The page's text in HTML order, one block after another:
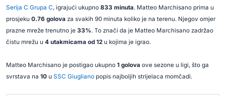
Serija C Grupa C, igrajući ukupno 833 minuta. Matteo Marchisano prima u
prosjeku 0.76 golova za svakih 90 minuta koliko je na terenu. Njegov omjer
prazne mreže trenutno je 33%. To znači da je Matteo Marchisano zadržao
čistu mrežu u 4 utakmicama od 12u kojima je igrao.
Matteo Marchisano je postigao ukupno 1 golova ove sezone u ligi, što ga
svrstava na 10u SSC Giuglianopopis najboljih strijelaca momčadi.